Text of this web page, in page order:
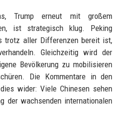
Trump erneut mit großem
ist strategisch klug. Peking
trotz aller Differenzen bereit ist,
Gleichzeitig wird der
Bevölkerung zu mobilisieren
Die Kommentare in den
wider: Viele Chinesen sehen
der wachsenden internationalen